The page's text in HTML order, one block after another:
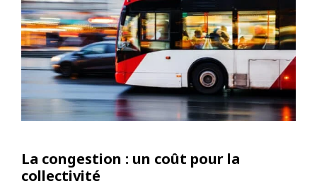
La congestion : un coût pour la
collectivité